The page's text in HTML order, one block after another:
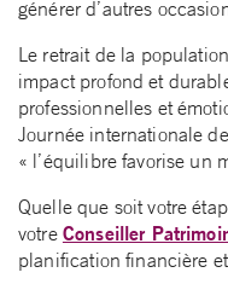
générer d’autres
Le retrait de la
impact profond et
professionnelles et
Journée internationale
« l’équilibre favorise un
Quelle que soit votre
votre Conseiller
planification financière